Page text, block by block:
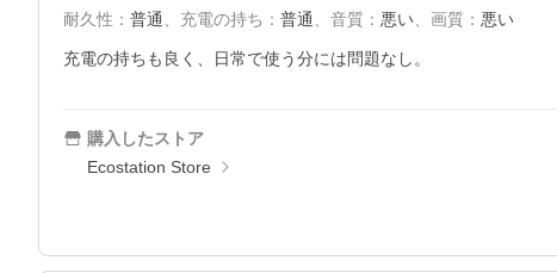
耐久性 ： 普通 、 充電の持ち ： 普通 、 音質 ： 悪い、 画質 ： 悪い
充電の持ちも良く、日常で使う分には問題なし。
購入したストア
Ecostation Store